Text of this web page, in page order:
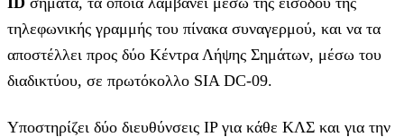
τηλεφωνικής γραμμής του πίνακα συναγερμού, και να τα
αποστέλλει προς δύο Κέντρα Λήψης Σημάτων, μέσω του
διαδικτύου, σε πρωτόκολλο SIA DC-09.
Υποστηρίζει δύο διευθύνσεις IP για κάθε ΚΛΣ και για την